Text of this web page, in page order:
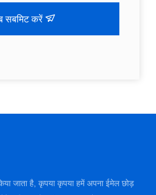
सबमिट करें
जाता है, कृपया कृपया हमें अपना ईमेल छोड़